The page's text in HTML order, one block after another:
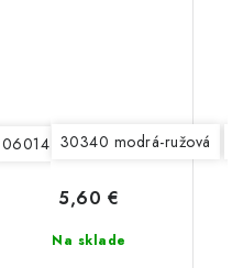
06014 šedohnedá 06962
30340 modrá-ružová
Na sklade
5,60 €